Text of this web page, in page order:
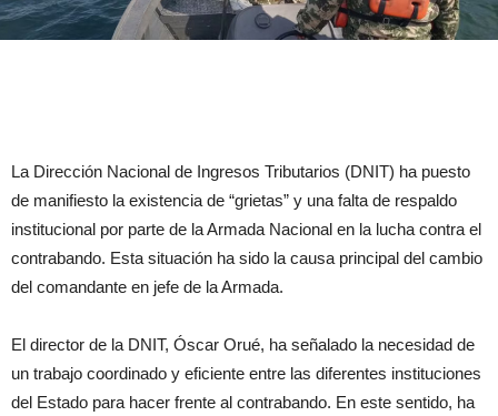
La Dirección Nacional de Ingresos Tributarios (DNIT) ha puesto
de manifiesto la existencia de “grietas” y una falta de respaldo
institucional por parte de la Armada Nacional en la lucha contra el
contrabando. Esta situación ha sido la causa principal del cambio
del comandante en jefe de la Armada.
El director de la DNIT, Óscar Orué, ha señalado la necesidad de
un trabajo coordinado y eficiente entre las diferentes instituciones
del Estado para hacer frente al contrabando. En este sentido, ha